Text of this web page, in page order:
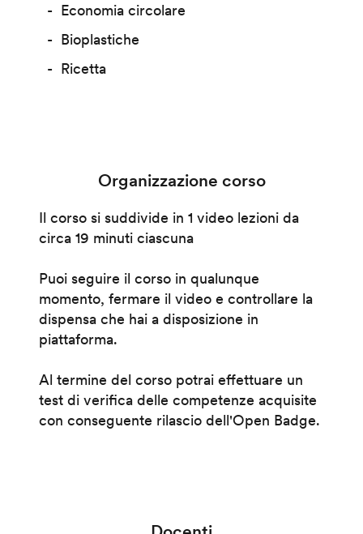
Economia circolare
Bioplastiche
Ricetta
Organizzazione corso
Il corso si suddivide in 1 video lezioni da
circa 19 minuti ciascuna
Puoi seguire il corso in qualunque
momento, fermare il video e controllare la
dispensa che hai a disposizione in
piattaforma.
Al termine del corso potrai effettuare un
test di verifica delle competenze acquisite
con conseguente rilascio dell'Open Badge.